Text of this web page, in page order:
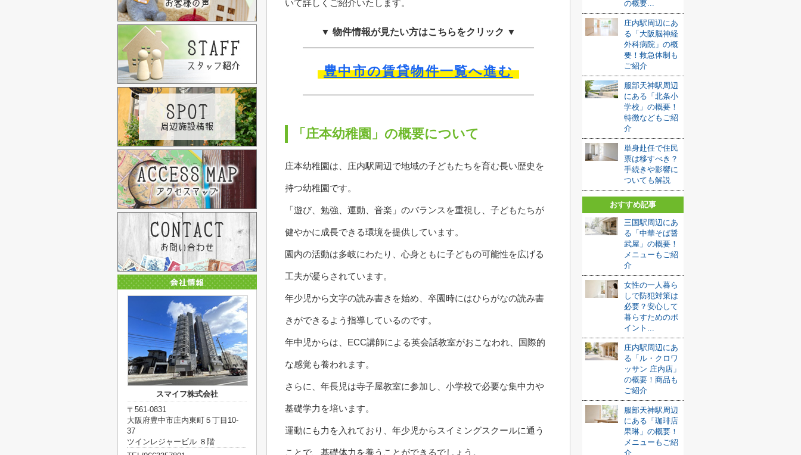
いて詳しくご紹介いたします。
▼ 物件情報が見たい方はこちらをクリック ▼
豊中市の賃貸物件一覧へ進む
「庄本幼稚園」の概要について
庄本幼稚園は、庄内駅周辺で地域の子どもたちを育む長い歴史を
持つ幼稚園です。
「遊び、勉強、運動、音楽」のバランスを重視し、子どもたちが
健やかに成長できる環境を提供しています。
園内の活動は多岐にわたり、心身ともに子どもの可能性を広げる
工夫が凝らされています。
年少児から文字の読み書きを始め、卒園時にはひらがなの読み書
きができるよう指導しているのです。
年中児からは、ECC講師による英会話教室がおこなわれ、国際的
な感覚も養われます。
さらに、年長児は寺子屋教室に参加し、小学校で必要な集中力や
基礎学力を培います。
運動にも力を入れており、年少児からスイミングスクールに通う
ことで、基礎体力を養うことができるでしょう。
の概要...
庄内駅周辺にあ
る「大阪脳神経
外科病院」の概
要！救急体制も
ご紹介
服部天神駅周辺
にある「北条小
学校」の概要！
特徴などもご紹
介
単身赴任で住民
票は移すべき？
手続きや影響に
ついても解説
おすすめ記事
三国駅周辺にあ
る「中華そば醤
武屋」の概要！
メニューもご紹
介
女性の一人暮ら
しで防犯対策は
必要？安心して
暮らすためのポ
イント...
庄内駅周辺にあ
る「ル・クロワ
ッサン 庄内店」
の概要！商品も
ご紹介
服部天神駅周辺
にある「珈琲店
果琳」の概要！
メニューもご紹
介
スマイフ株式会社
〒561-0831
大阪府豊中市庄内東町５丁目10-
37
ツインレジャービル ８階